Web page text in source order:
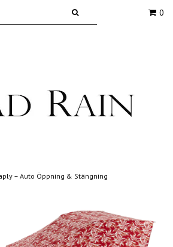
0
– Auto Öppning & Stängning